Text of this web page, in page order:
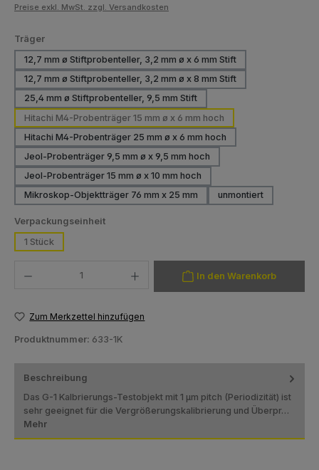
Preise exkl. MwSt. zzgl. Versandkosten
Trägerauswählen
12,7 mm ø Stiftprobenteller, 3,2 mm ø x 6 mm Stift
12,7 mm ø Stiftprobenteller, 3,2 mm ø x 8 mm Stift
25,4 mm ø Stiftprobenteller, 9,5 mm Stift
Hitachi M4-Probenträger 15 mm ø x 6 mm hoch
Hitachi M4-Probenträger 25 mm ø x 6 mm hoch
Jeol-Probenträger 9,5 mm ø x 9,5 mm hoch
Jeol-Probenträger 15 mm ø x 10 mm hoch
Mikroskop-Objektträger 76 mm x 25 mm
unmontiert
Verpackungseinheitauswählen
1 Stück
In den Warenkorb
Zum Merkzettel hinzufügen
Produktnummer: 633-1K
Beschreibung
Das G-1 Kalbrierungs-Testobjekt mit 1 µm pitch (Periodizität) ist
sehr geeignet für die Vergrößerungskalibrierung und Überpr…
Mehr